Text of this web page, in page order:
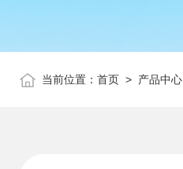
当前位置： 首页 > 产品中心